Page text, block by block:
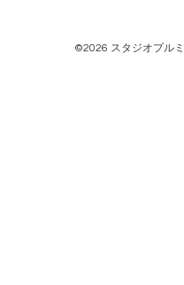
©2026 スタジオプル